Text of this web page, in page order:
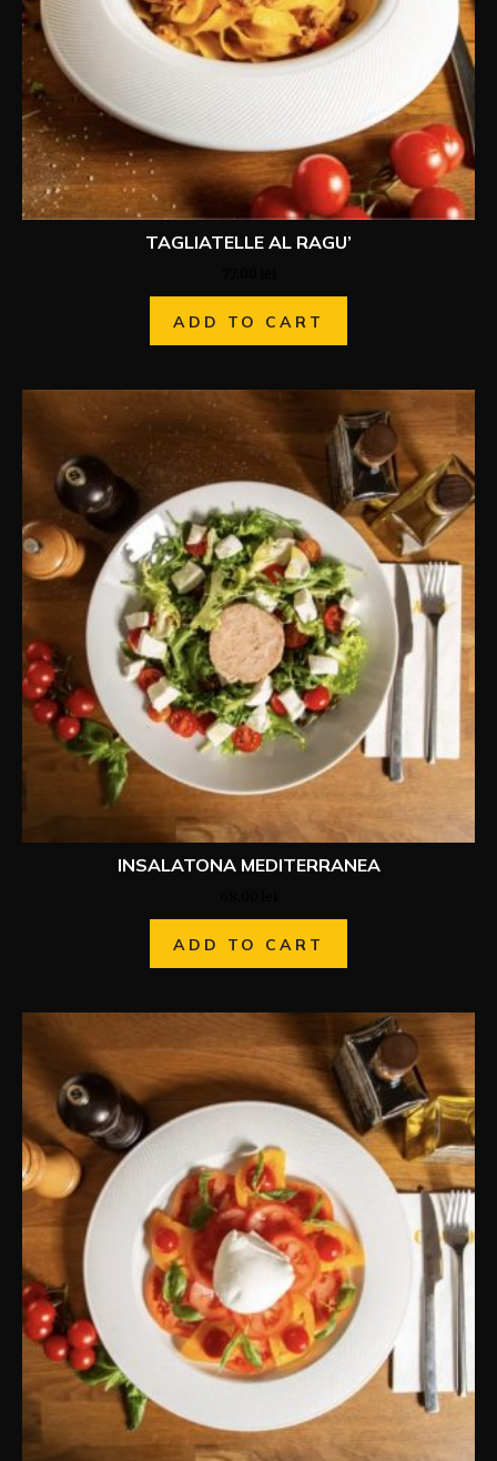
TAGLIATELLE AL RAGU’
ADD TO CART
INSALATONA MEDITERRANEA
ADD TO CART